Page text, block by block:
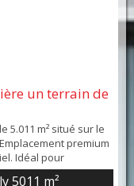
un terrain de
5.011 m² situé sur le
premium
Idéal pour
550 000 FCFA
5011 m²